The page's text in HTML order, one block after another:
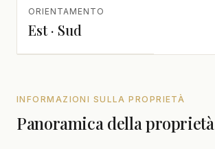
ORIENTAMENTO
Est · Sud
INFORMAZIONI SULLA PROPRIETÀ
Panoramica della proprietà